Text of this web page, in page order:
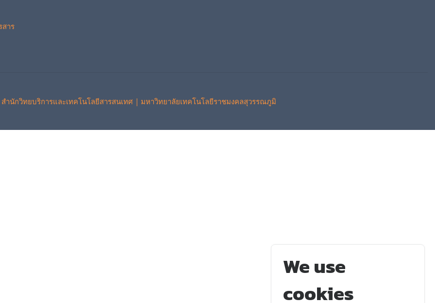
We use
cookies
าร
ำนักวิทยบริการและเทคโนโลยีสารสนเทศ | มหาวิทยาลัยเทคโนโลยีราชมงคลสุวรรณภูมิ